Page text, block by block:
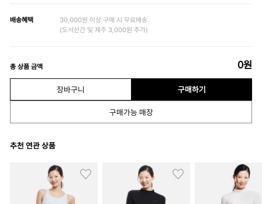
배송혜택
30,000원 이상 구매 시 무료배송.
(도서산간 및 제주 3,000원 추가)
총 상품 금액 0원
장바구니 구매하기
구매가능 매장
추천 연관 상품